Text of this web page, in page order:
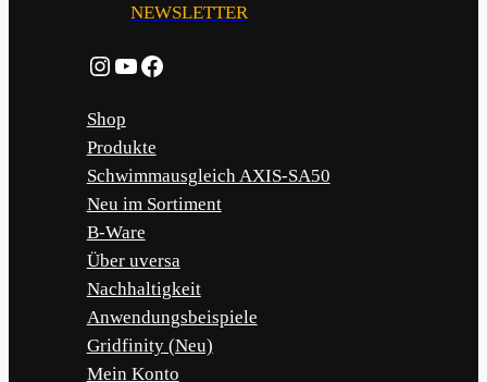
NEWSLETTER
Instagram
YouTube
Facebook
Shop
Produkte
Schwimmausgleich AXIS-SA50
Neu im Sortiment
B-Ware
Über uversa
Nachhaltigkeit
Anwendungsbeispiele
Gridfinity (Neu)
Mein Konto